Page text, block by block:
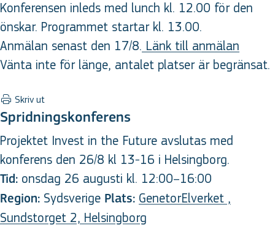
Konferensen inleds med lunch kl. 12.00 för den
önskar. Programmet startar kl. 13.00.
Anmälan senast den 17/8. Länk till anmälan
Vänta inte för länge, antalet platser är begränsat.
Skriv ut
Spridningskonferens
Projektet Invest in the Future avslutas med
konferens den 26/8 kl 13-16 i Helsingborg.
Tid: onsdag 26 augusti kl. 12:00–16:00
Region: Sydsverige Plats: GenetorElverket ,
Sundstorget 2, Helsingborg